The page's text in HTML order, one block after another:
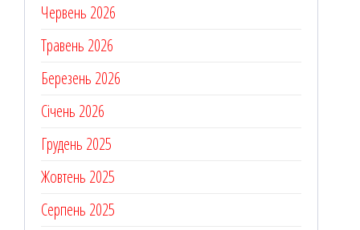
Червень 2026
Травень 2026
Березень 2026
Січень 2026
Грудень 2025
Жовтень 2025
Серпень 2025